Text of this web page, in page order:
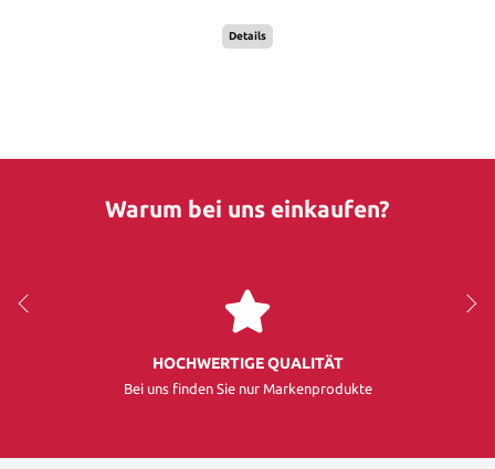
Details
Warum bei uns einkaufen?
HOCHWERTIGE QUALITÄT
Bei uns finden Sie nur Markenprodukte